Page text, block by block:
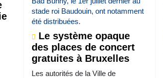
Le système opaque
des places de concert
gratuites à Bruxelles
Les autorités de la Ville de